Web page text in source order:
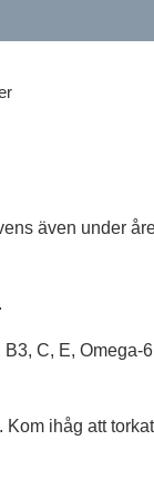
även under
C, E, Omega-
ihåg att